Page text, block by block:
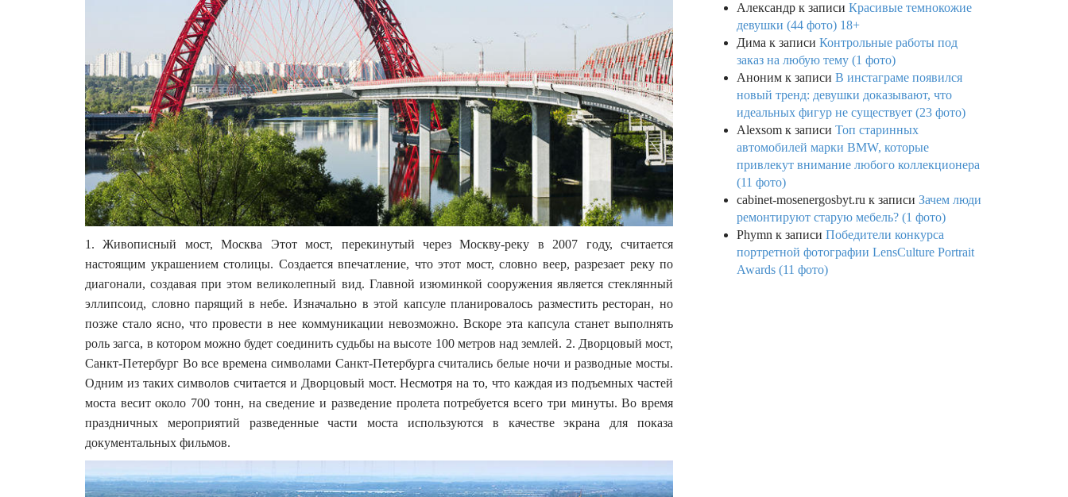
1. Живописный мост, Москва Этот мост, перекинутый через Москву-реку в 2007 году, считается
настоящим украшением столицы. Создается впечатление, что этот мост, словно веер, разрезает реку по
диагонали, создавая при этом великолепный вид. Главной изюминкой сооружения является стеклянный
эллипсоид, словно парящий в небе. Изначально в этой капсуле планировалось разместить ресторан, но
позже стало ясно, что провести в нее коммуникации невозможно. Вскоре эта капсула станет выполнять
роль загса, в котором можно будет соединить судьбы на высоте 100 метров над землей. 2. Дворцовый мост,
Санкт-Петербург Во все времена символами Санкт-Петербурга считались белые ночи и разводные мосты.
Одним из таких символов считается и Дворцовый мост. Несмотря на то, что каждая из подъемных частей
моста весит около 700 тонн, на сведение и разведение пролета потребуется всего три минуты. Во время
праздничных мероприятий разведенные части моста используются в качестве экрана для показа
документальных фильмов.
Александр к записи Красивые темнокожие
девушки (44 фото) 18+
Дима к записи Контрольные работы под
заказ на любую тему (1 фото)
Аноним к записи В инстаграме появился
новый тренд: девушки доказывают, что
идеальных фигур не существует (23 фото)
Alexsom к записи Топ старинных
автомобилей марки BMW, которые
привлекут внимание любого коллекционера
(11 фото)
cabinet-mosenergosbyt.ru к записи Зачем люди
ремонтируют старую мебель? (1 фото)
Phymn к записи Победители конкурса
портретной фотографии LensCulture Portrait
Awards (11 фото)